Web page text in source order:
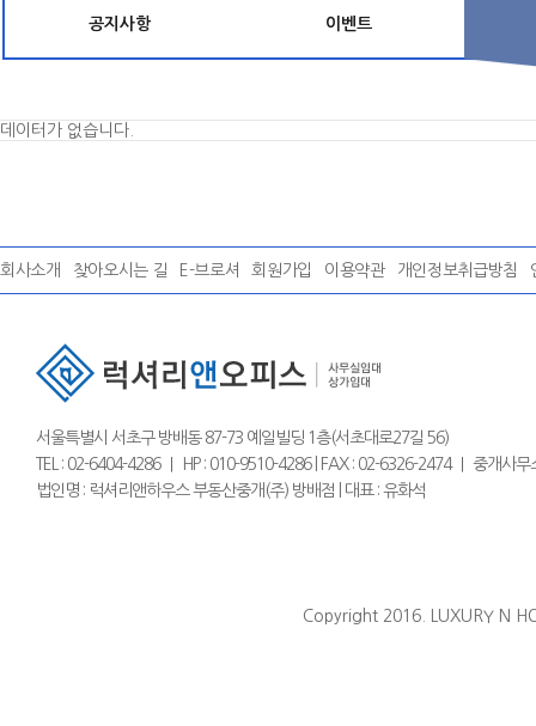
공지사항 이벤트
데이터가 없습니다.
회사소개 찾아오시는 길 E-브로셔 회원가입 이용약관 개인정보취급방침
서울특별시 서초구 방배동 87-73 예일빌딩 1층(서초대로27길 56)
TEL : 02-6404-4286 ｜ HP : 010-9510-4286 | FAX : 02-6326-2474 ｜ 중개
법인명 : 럭셔리앤하우스 부동산중개(주) 방배점 | 대표 : 유화석
Copyright 2016. LUXURY N